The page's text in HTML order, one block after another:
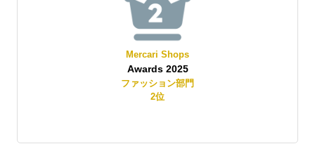
Mercari Shops
Awards 2025
ファッション部門
2位